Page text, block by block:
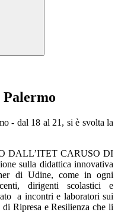
- dal 18 al 21, si è svolta la
DALL’ITET CARUSO DI
sulla didattica innovativa
di Udine, come in ogni
dirigenti scolastici e
a incontri e laboratori sui
Ripresa e Resilienza che li